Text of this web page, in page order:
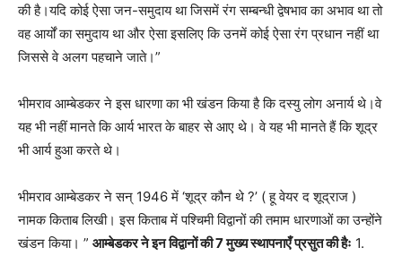
की है।यदि कोई ऐसा जन-समुदाय था जिसमें रंग सम्बन्धी द्वेषभाव का अभाव था तो
वह आर्यों का समुदाय था और ऐसा इसलिए कि उनमें कोई ऐसा रंग प्रधान नहीं था
जिससे वे अलग पहचाने जाते।”
भीमराव आम्बेडकर ने इस धारणा का भी खंडन किया है कि दस्यु लोग अनार्य थे।वे
यह भी नहीं मानते कि आर्य भारत के बाहर से आए थे। वे यह भी मानते हैं कि शूद्र
भी आर्य हुआ करते थे।
भीमराव आम्बेडकर ने सन् 1946 में ‘शूद्र कौन थे ?’ ( हू वेयर द शूद्राज )
नामक किताब लिखी। इस किताब में पश्चिमी विद्वानों की तमाम धारणाओं का उन्होंने
खंडन किया। ” आम्बेडकर ने इन विद्वानों की 7 मुख्य स्थापनाएँ प्रसुत की हैः 1.